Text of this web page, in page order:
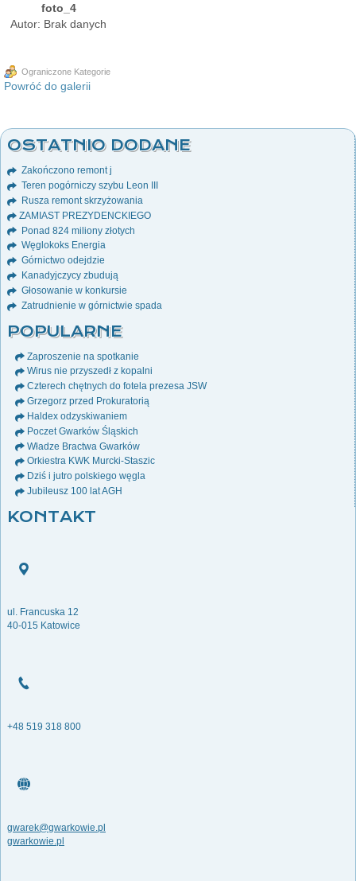
foto_4
Autor: Brak danych
Ograniczone Kategorie
Powróć do galerii
OSTATNIO DODANE
Zakończono remont j
Teren pogórniczy szybu Leon III
Rusza remont skrzyżowania
ZAMIAST PREZYDENCKIEGO
Ponad 824 miliony złotych
Węglokoks Energia
Górnictwo odejdzie
Kanadyjczycy zbudują
Głosowanie w konkursie
Zatrudnienie w górnictwie spada
POPULARNE
Zaproszenie na spotkanie
Wirus nie przyszedł z kopalni
Czterech chętnych do fotela prezesa JSW
Grzegorz przed Prokuratorią
Haldex odzyskiwaniem
Poczet Gwarków Śląskich
Władze Bractwa Gwarków
Orkiestra KWK Murcki-Staszic
Dziś i jutro polskiego węgla
Jubileusz 100 lat AGH
KONTAKT
ul. Francuska 12
40-015 Katowice
+48 519 318 800
gwarek@gwarkowie.pl
gwarkowie.pl